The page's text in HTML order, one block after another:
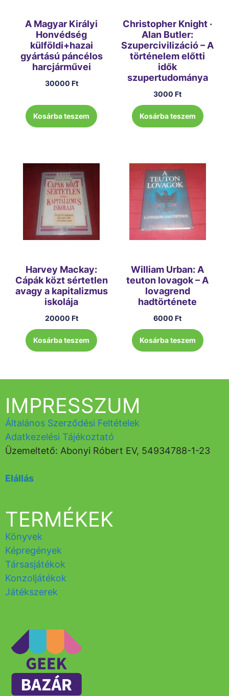
A Magyar Királyi
Honvédség
külföldi+hazai
gyártású páncélos
harcjárművei
30000 Ft
Kosárba teszem
Christopher Knight ·
Alan Butler:
Szupercivilizáció – A
történelem előtti
idők
szupertudománya
3000Ft
Kosárba teszem
Harvey Mackay:
Cápák közt sértetlen
avagy a kapitalizmus
iskolája
20000 Ft
Kosárba teszem
William Urban: A
teuton lovagok – A
lovagrend
hadtörténete
6000Ft
Kosárba teszem
TERMÉKEK
Könyvek
Képregények
Társasjátékok
Konzoljátékok
Játékszerek
IMPRESSZUM
Általános Szerződési Feltételek
Adatkezelési Tájékoztató
Üzemeltető: Abonyi Róbert EV, 54934788-1-23
Elállás